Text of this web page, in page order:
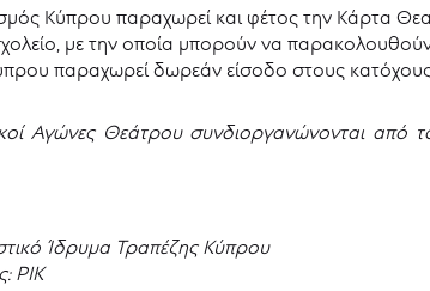
Κύπρου παραχωρεί και φέτος την Κάρτα
με την οποία μπορούν να
παραχωρεί δωρεάν είσοδο στους
Αγώνες Θεάτρου συνδιοργανώνονται από
Ίδρυμα Τραπέζης Κύπρου
ΡΙΚ